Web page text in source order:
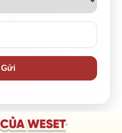
Gửi